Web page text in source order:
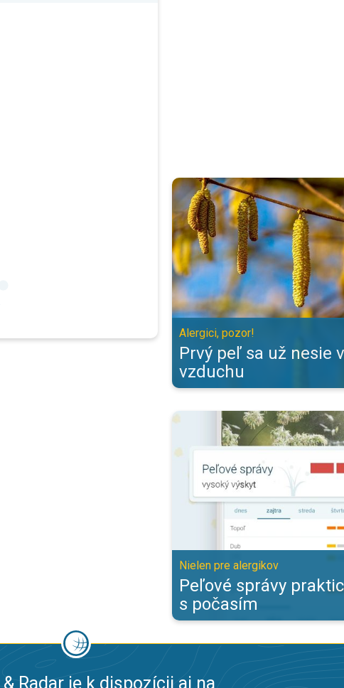
Prvý peľ sa už nesie vo vzduchu.
Alergici, pozor!
Prvý peľ sa už nesie
vzduchu
Peľové správy prakticky spolu s
Nielen pre alergikov
Peľové správy
s počasím
Radar je k dispozícii aj na